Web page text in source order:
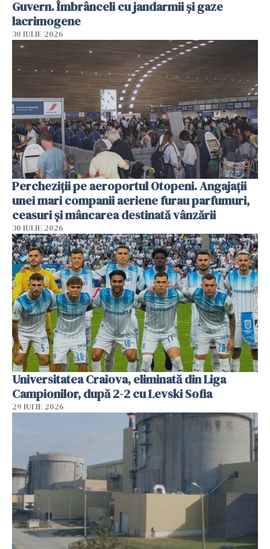
Guvern. Îmbrânceli cu jandarmii și gaze
lacrimogene
30 IULIE 2026
Percheziții pe aeroportul Otopeni. Angajații
unei mari companii aeriene furau parfumuri,
ceasuri și mâncarea destinată vânzării
30 IULIE 2026
Universitatea Craiova, eliminată din Liga
Campionilor, după 2-2 cu Levski Sofia
29 IULIE 2026